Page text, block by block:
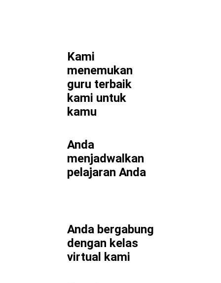
Kami
menemukan
guru terbaik
kami untuk
kamu
Anda
menjadwalkan
pelajaran Anda
Anda bergabung
dengan kelas
virtual kami